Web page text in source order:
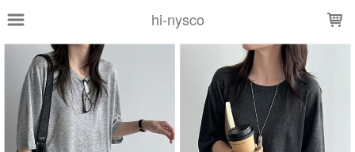
hi-nysco